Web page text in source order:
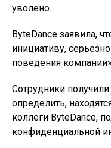
уволено.
ByteDance заявила,
инициативу,
поведения
Сотрудники
определить,
коллеги ByteDance,
конфиденциальной